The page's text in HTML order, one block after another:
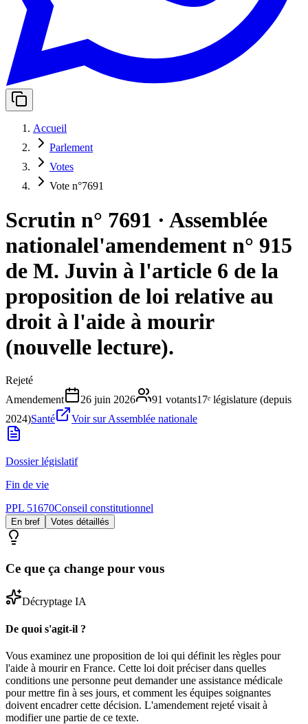
Accueil
Parlement
Votes
Vote n°7691
Scrutin n° 7691 · Assemblée
nationalel'amendement n° 915
de M. Juvin à l'article 6 de la
proposition de loi relative au
droit à l'aide à mourir
(nouvelle lecture).
Rejeté
Amendement
26 juin 2026 91 votants17ᵉ législature (depuis
2024)Santé Voir sur Assemblée nationale
Dossier législatif
Fin de vie
PPL 51670Conseil constitutionnel
En bref Votes détaillés
Ce que ça change pour vous
Décryptage IA
De quoi s'agit-il ?
Vous examinez une proposition de loi qui définit les règles pour
l'aide à mourir en France. Cette loi doit préciser dans quelles
conditions une personne peut demander une assistance médicale
pour mettre fin à ses jours, et comment les équipes soignantes
doivent encadrer cette décision. L'amendement rejeté visait à
modifier une partie de ce texte.